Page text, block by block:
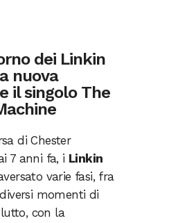
dei Linkin
nuova
il singolo The
di Chester
7 anni fa, i Linkin
varie fasi, fra
momenti di
con la